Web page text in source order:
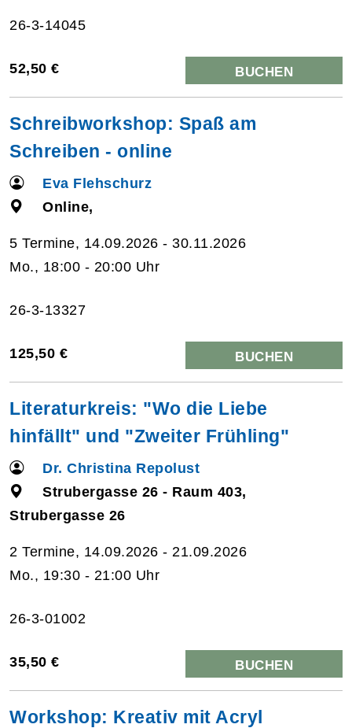
26-3-14045
52,50 € BUCHEN
Schreibworkshop: Spaß am
Schreiben - online
Eva Flehschurz
Online,
5 Termine, 14.09.2026 - 30.11.2026
Mo., 18:00 - 20:00 Uhr
26-3-13327
125,50 € BUCHEN
Literaturkreis: "Wo die Liebe
hinfällt" und "Zweiter Frühling"
Dr. Christina Repolust
Strubergasse 26 - Raum 403,
Strubergasse 26
2 Termine, 14.09.2026 - 21.09.2026
Mo., 19:30 - 21:00 Uhr
26-3-01002
35,50 € BUCHEN
Workshop: Kreativ mit Acryl